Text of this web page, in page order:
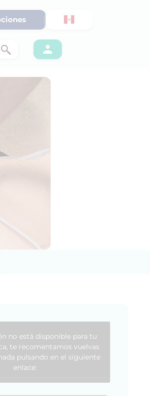
no está disponible para tu
te recomentamos vuelvas
pulsando en el siguiente
enlace: